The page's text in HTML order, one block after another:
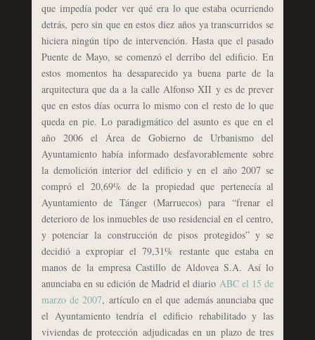
que impedía poder ver qué era lo que estaba ocurriendo
detrás, pero sin que en estos diez años ya transcurridos se
hiciera ningún tipo de intervención. Hasta que el pasado
Puente de Mayo, se comenzó el derribo del edificio. En
estos momentos ha desaparecido ya buena parte de la
arquitectura que da a la calle Alfonso XII y es de prever
que en estos días ocurra lo mismo con el resto de lo que
queda en pie. Lo paradigmático del asunto es que en el
año 2006 el Área de Gobierno de Urbanismo del
Ayuntamiento había informado desfavorablemente sobre
la demolición interior del edificio y en el año 2007 se
compró el 20,69% de la propiedad que pertenecía al
Ayuntamiento de Tánger (Marruecos) para “frenar el
deterioro de los inmuebles de uso residencial en el centro,
y potenciar la construcción de pisos protegidos” y se
decidió a expropiar el 79,31% restante que estaba en
manos de la empresa Castillo de Aldovea S.A. Así lo
anunciaba en su edición de Madrid el diario ABC el 15 de
marzo de 2007, artículo en el que además anunciaba que
el Ayuntamiento tendría el edificio rehabilitado y las
viviendas de protección adjudicadas en un plazo de tres